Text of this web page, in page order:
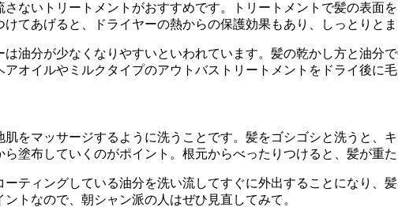
ないトリートメントがおすすめです。トリートメントで髪の表面
てあげると、ドライヤーの熱からの保護効果もあり、しっとりとま
油分が少なくなりやすいといわれています。髪の乾かし方と油分
オイルやミルクタイプのアウトバストリートメントをドライ後に
をマッサージするように洗うことです。髪をゴシゴシと洗うと、
塗布していくのがポイント。根元からべったりつけると、髪が重
ティングしている油分を洗い流してすぐに外出することになり、
トなので、朝シャン派の人はぜひ見直してみて。